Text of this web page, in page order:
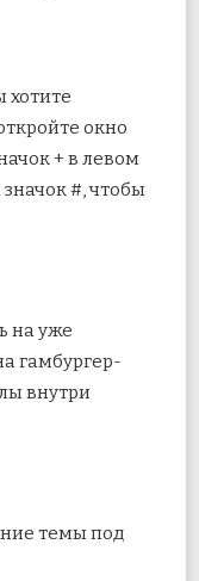
хотите
окно
+ в левом
#, чтобы
на уже
гамбургер-
внутри
темы под